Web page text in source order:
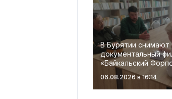
В Бурятии снимают
документальный
«Байкальский
06.08.2026 в 16:14